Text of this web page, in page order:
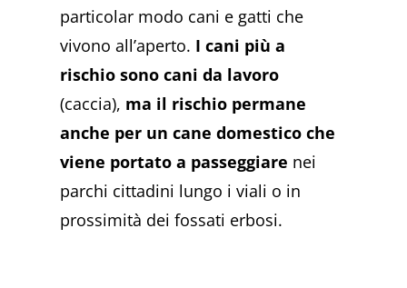
particolar modo cani e gatti che
vivono all’aperto. I cani più a
rischio sono cani da lavoro
(caccia), ma il rischio permane
anche per un cane domestico che
viene portato a passeggiare nei
parchi cittadini lungo i viali o in
prossimità dei fossati erbosi.